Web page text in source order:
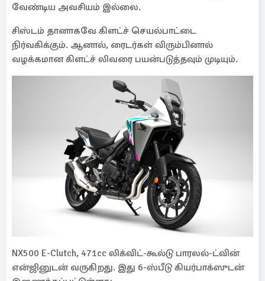
வேண்டிய அவசியம் இல்லை.
சிஸ்டம் தானாகவே கிளட்ச் செயல்பாட்டை
நிர்வகிக்கும். ஆனால், ரைடர்கள் விரும்பினால்
வழக்கமான கிளட்ச் லிவரை பயன்படுத்தவும் முடியும்.
NX500 E-Clutch, 471cc லிக்விட்-கூல்டு பாரலல்-ட்வின்
என்ஜினுடன் வருகிறது. இது 6-ஸ்பீடு கியர்பாக்ஸுடன்